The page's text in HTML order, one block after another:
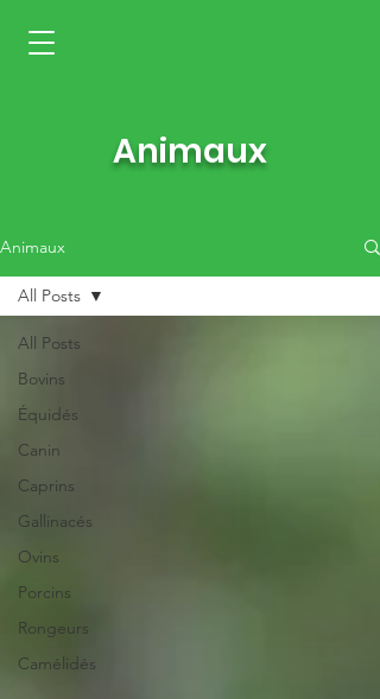
Animaux
Animaux
All Posts
Bovins
Équidés
Canin
Caprins
Gallinacés
Ovins
Porcins
Rongeurs
Camélidés
All Posts